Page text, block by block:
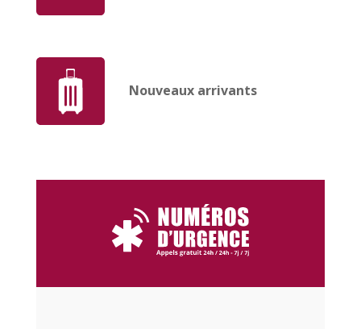
Nouveaux arrivants